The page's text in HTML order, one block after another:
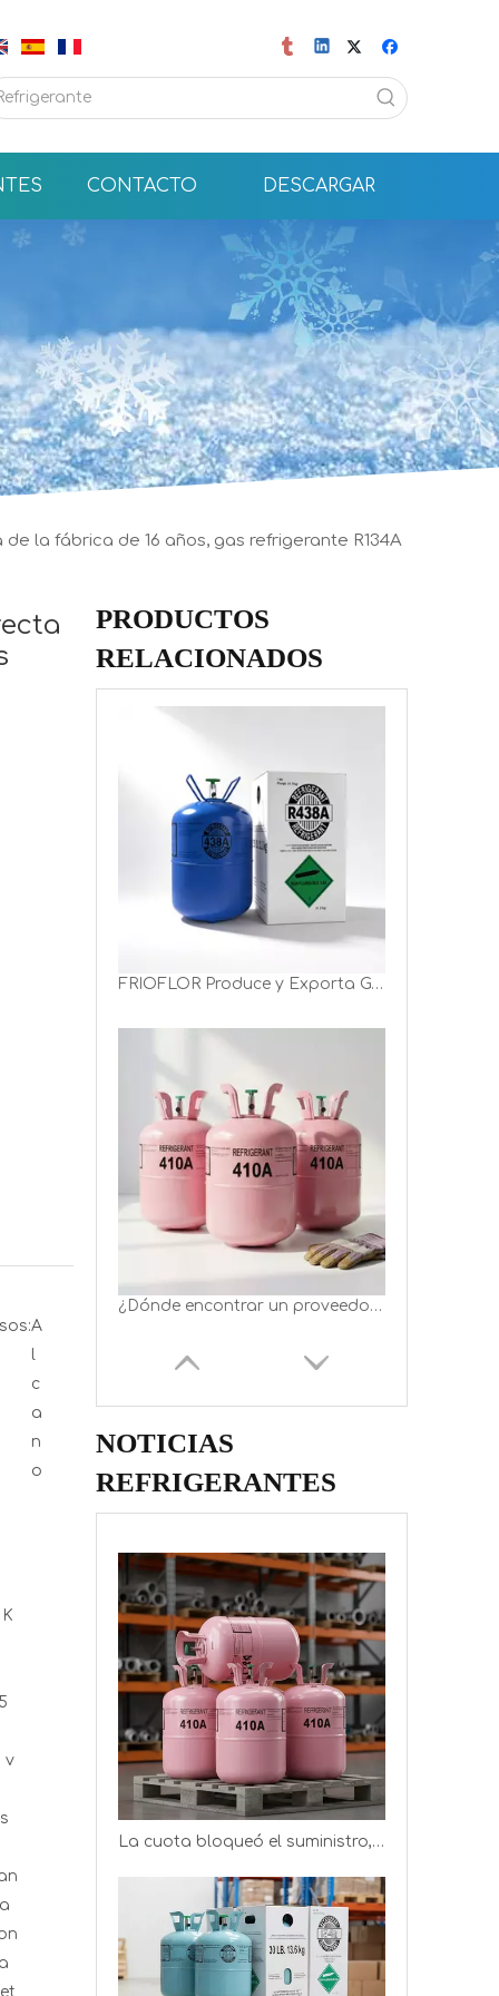
CONTACTO DESCARGAR
la fábrica de 16 años, gas refrigerante R134A
A
l
c
a
n
o
v
PRODUCTOS
RELACIONADOS
FRIOFLOR produce R410A en cilindros de 11,3 kg
FRIOFLOR Produce y Exporta Gas Refrigerante R438A
¿Dónde encontrar un proveedor de gas refrigerante R410a en China?
Producción de gas refrigerante R410A (cilindro desechable de 11,3 kg)
NOTICIAS
REFRIGERANTES
La cuota bloqueó el suministro, los productores de refrigerantes obtienen mejores ganancias